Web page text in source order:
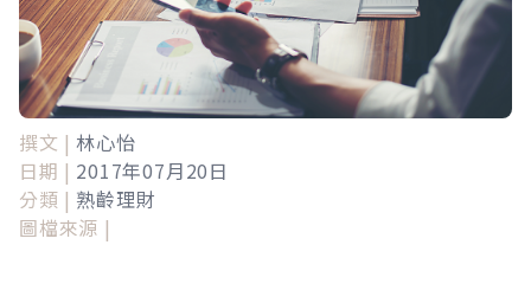
撰文 | 林心怡
日期 | 2017年07月20日
分類 | 熟齡理財
圖檔來源 |